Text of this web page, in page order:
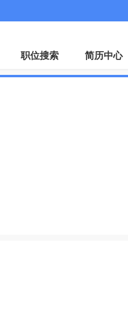
职位搜索 简历中心